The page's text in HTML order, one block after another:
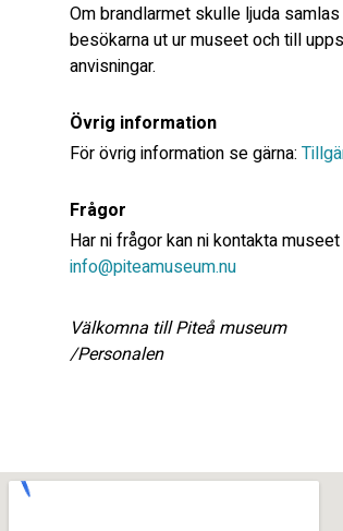
Om brandlarmet skulle ljuda
besökarna ut ur museet och till
anvisningar.
Övrig information
För övrig information se gärna:
Frågor
Har ni frågor kan ni kontakta
info@piteamuseum.nu
Välkomna till Piteå museum
/Personalen